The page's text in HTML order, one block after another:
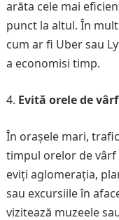
arăta cele mai
punct la altul. În
cum ar fi Uber sau
a economisi timp.
Evită orele de vârf
În orașele mari,
timpul orelor de vârf
eviți aglomerația,
sau excursiile în
vizitează muzeele